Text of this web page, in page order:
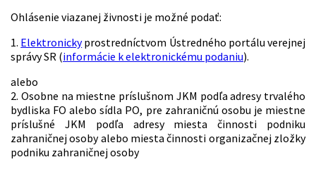
Ohlásenie viazanej živnosti je možné podať:
1. Elektronickyprostredníctvom Ústredného portálu verejnej
správy SR (informácie k elektronickému podaniu).
alebo
2. Osobne na miestne príslušnom JKM podľa adresy trvalého
bydliska FO alebo sídla PO, pre zahraničnú osobu je miestne
príslušné JKM podľa adresy miesta činnosti podniku
zahraničnej osoby alebo miesta činnosti organizačnej zložky
podniku zahraničnej osoby